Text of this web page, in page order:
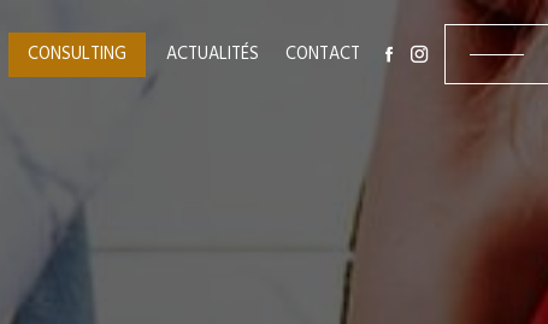
CONSULTING ACTUALITÉS CONTACT